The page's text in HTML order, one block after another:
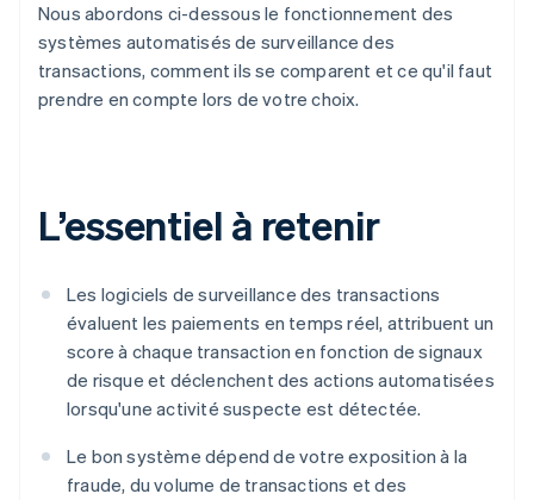
Nous abordons ci-dessous le fonctionnement des
systèmes automatisés de surveillance des
transactions, comment ils se comparent et ce qu'il faut
prendre en compte lors de votre choix.
L’essentiel à retenir
Les logiciels de surveillance des transactions
évaluent les paiements en temps réel, attribuent un
score à chaque transaction en fonction de signaux
de risque et déclenchent des actions automatisées
lorsqu'une activité suspecte est détectée.
Le bon système dépend de votre exposition à la
fraude, du volume de transactions et des